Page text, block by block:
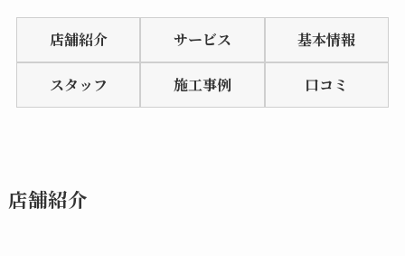
0.0
out
5
店舗紹介 サービス 基本情報
スタッフ 施工事例 口コミ
店舗紹介